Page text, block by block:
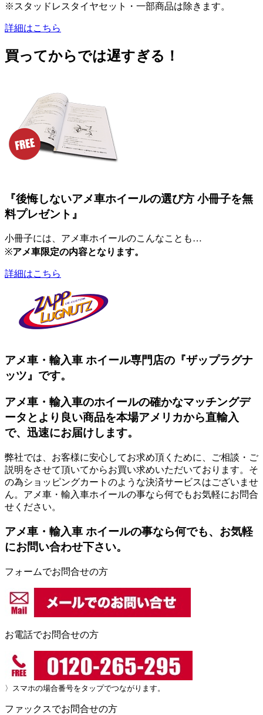
※スタッドレスタイヤセット・一部商品は除きます。
詳細はこちら
買ってからでは遅すぎる！
『後悔しないアメ車ホイールの選び方 小冊子を無
料プレゼント』
小冊子には、アメ車ホイールのこんなことも…
※アメ車限定の内容となります。
詳細はこちら
アメ車・輸入車 ホイール専門店の『ザップラグナ
ッツ』です。
アメ車・輸入車のホイールの確かなマッチングデ
ータとより良い商品を本場アメリカから直輸入
で、迅速にお届けします。
弊社では、お客様に安心してお求め頂くために、ご相談・ご
説明をさせて頂いてからお買い求めいただいております。そ
の為ショッピングカートのような決済サービスはございませ
ん。アメ車・輸入車ホイールの事なら何でもお気軽にお問合
せください。
アメ車・輸入車 ホイールの事なら何でも、お気軽
にお問い合わせ下さい。
フォームでお問合せの方
お電話でお問合せの方
〉スマホの場合番号をタップでつながります。
ファックスでお問合せの方